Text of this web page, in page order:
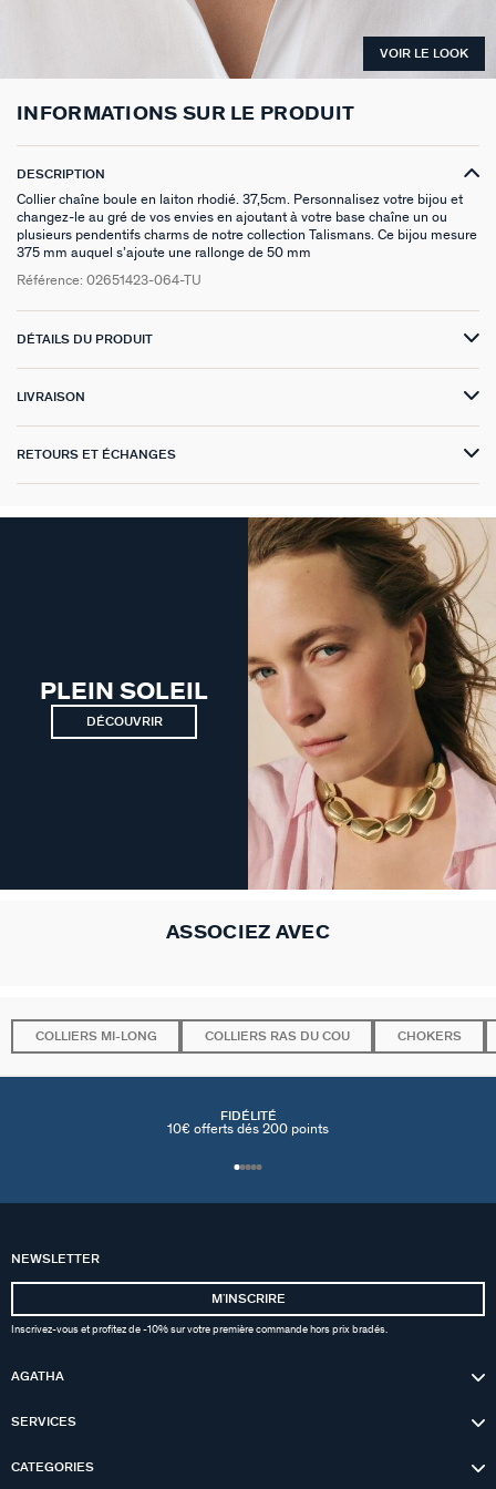
VOIR LE LOOK
INFORMATIONS SUR LE PRODUIT
DESCRIPTION
Collier chaîne boule en laiton rhodié. 37,5cm. Personnalisez votre bijou et
changez-le au gré de vos envies en ajoutant à votre base chaîne un ou
plusieurs pendentifs charms de notre collection Talismans. Ce bijou mesure
375 mm auquel s’ajoute une rallonge de 50 mm
Référence: 02651423-064-TU
DÉTAILS DU PRODUIT
LIVRAISON
RETOURS ET ÉCHANGES
PLEIN SOLEIL
DÉCOUVRIR
ASSOCIEZ AVEC
COLLIERS MI-LONG COLLIERS RAS DU COU CHOKERS
FIDÉLITÉ
10€ offerts dés 200 points
NEWSLETTER
MʼINSCRIRE
Inscrivez-vous et profitez de -10% sur votre première commande hors prix bradés.
AGATHA
SERVICES
CATEGORIES